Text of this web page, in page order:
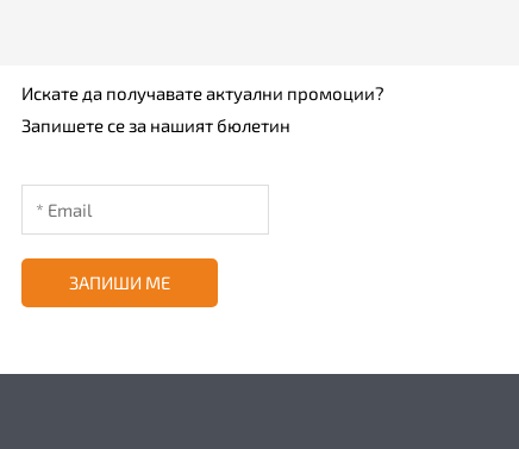
Искате да получавате актуални промоции?
Запишете се за нашият бюлетин
ЗАПИШИ МЕ